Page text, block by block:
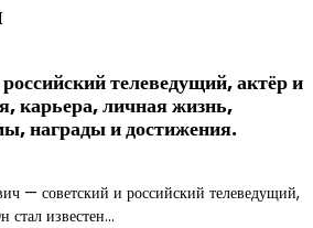
телеведущий, актёр и
карьера, личная жизнь,
награды и достижения.
— советский и российский телеведущий,
стал известен…